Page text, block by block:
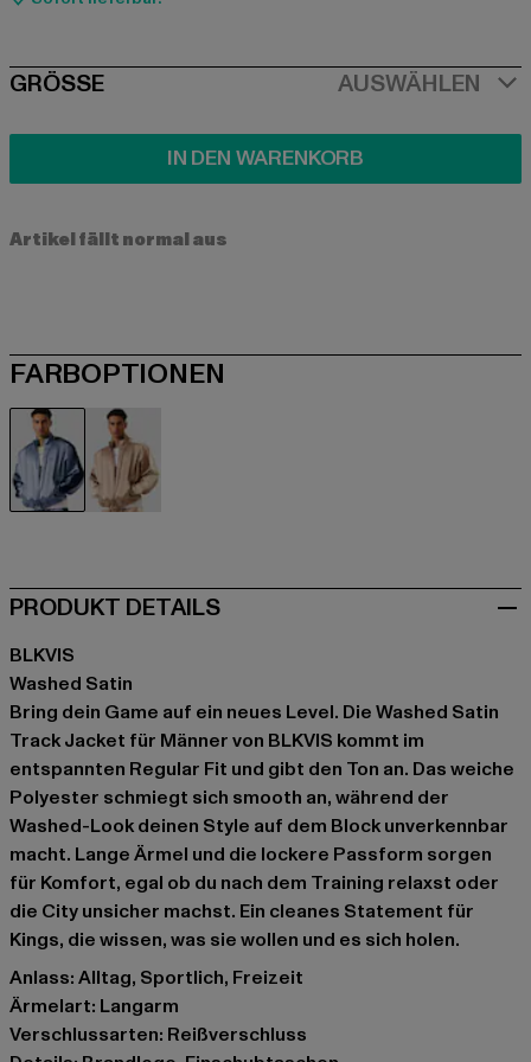
SIZE
GRÖSSE AUSWÄHLEN
IN DEN WARENKORB
Artikel fällt normal aus
FARBOPTIONEN
PRODUKT DETAILS
BLKVIS
Washed Satin
Bring dein Game auf ein neues Level. Die Washed Satin
Track Jacket für Männer von BLKVIS kommt im
entspannten Regular Fit und gibt den Ton an. Das weiche
Polyester schmiegt sich smooth an, während der
Washed-Look deinen Style auf dem Block unverkennbar
macht. Lange Ärmel und die lockere Passform sorgen
für Komfort, egal ob du nach dem Training relaxst oder
die City unsicher machst. Ein cleanes Statement für
Kings, die wissen, was sie wollen und es sich holen.
Anlass: Alltag, Sportlich, Freizeit
Ärmelart: Langarm
Verschlussarten: Reißverschluss